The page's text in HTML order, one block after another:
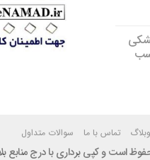
| مناسب
وبلاگ تماس با ما سوالات متداول